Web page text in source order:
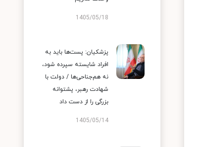
1405/05/18
پزشکیان: پست‌ها باید به
افراد شایسته سپرده شود،
نه هم‌جناحی‌ها / دولت با
شهادت رهبر، پشتوانه
بزرگی را از دست داد
1405/05/14